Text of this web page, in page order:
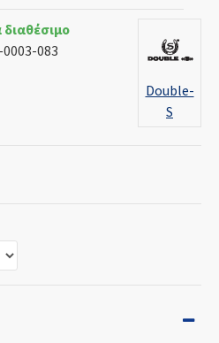
0003-083
Double-
S